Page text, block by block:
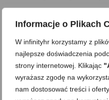
Informacje o Plikach
W infinityhr korzystamy z
najlepsze doświadczenia
strony internetowej. Klikając
wyrażasz zgodę na
nam dostosować treści i
Audyt